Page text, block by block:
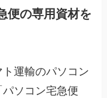
便の専用資材を
ト運輸のパソコン
ソコン宅急便